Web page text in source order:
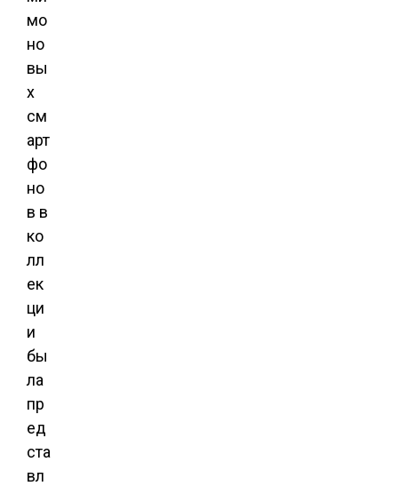
мо
но
вы
х
см
арт
фо
но
в в
ко
лл
ек
ци
и
бы
ла
пр
ед
ста
вл